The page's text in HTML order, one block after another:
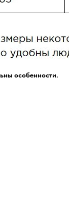
особенности.